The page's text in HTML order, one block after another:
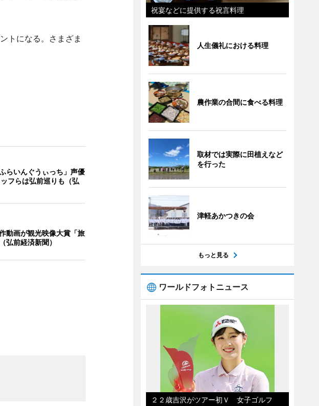
トになる。さまざま
らいんぐうぃっち」声優
フらは弘前巡りも（弘
動画が観光映像大賞「旅
弘前経済新聞）
祝宴などに提供する祝言料理
人生儀礼における料理
農作業の合間に食べる料理
取材では実際に田植えなど
を行った
津軽あかつきの会
もっと見る
ワールドフォトニュース
２２歳吉沢がツアー初Ｖ 女子ゴルフ